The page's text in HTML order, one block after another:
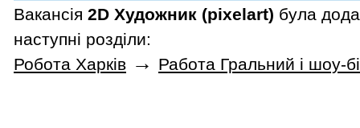
Вакансія 2D Художник (pixelart) була
наступні розділи:
Робота Харків → Работа Гральний і шоу-